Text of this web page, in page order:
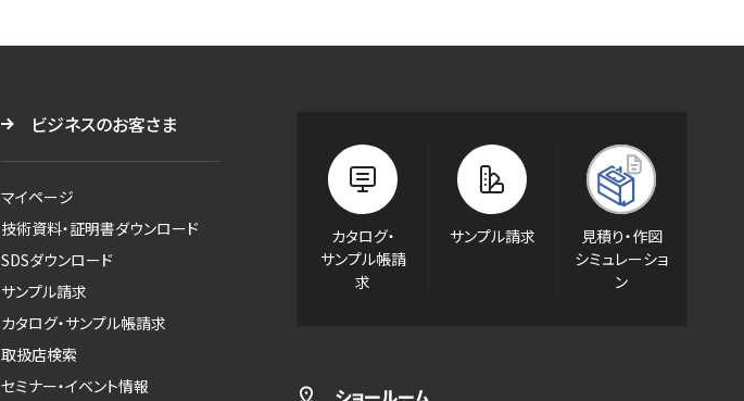
す
ビジネスのお客さま
マイページ
技術資料・証明書ダウンロード
SDSダウンロード
サンプル請求
カタログ・サンプル帳請求
取扱店検索
セミナー・イベント情報
カタログ・
サンプル帳請
求
サンプル請求
見積り・作図
シミュレーショ
ン